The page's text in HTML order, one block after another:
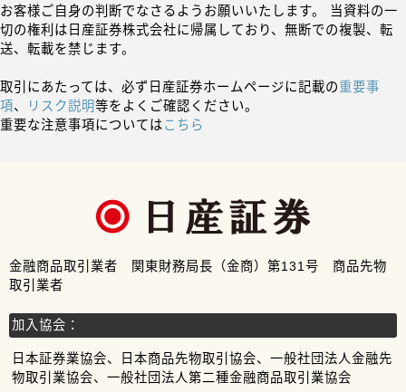
お客様ご自身の判断でなさるようお願いいたします。 当資料の一
切の権利は日産証券株式会社に帰属しており、無断での複製、転
送、転載を禁じます。
取引にあたっては、必ず日産証券ホームページに記載の重要事
項、 リスク説明等をよくご確認ください。
重要な注意事項についてはこちら
金融商品取引業者 関東財務局長（金商）第131号 商品先物
取引業者
加入協会：
日本証券業協会、日本商品先物取引協会、一般社団法人金融先
物取引業協会、一般社団法人第二種金融商品取引業協会